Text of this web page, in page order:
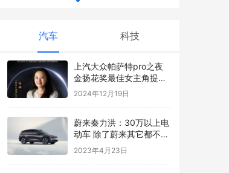
汽车 科技
上汽大众帕萨特pro之夜
金扬花奖最佳女主角提名
揭晓，五位女星闪耀银幕
2024年12月19日
蔚来秦力洪：30万以上电
动车 除了蔚来其它都不符
合技术发展趋势
2023年4月23日